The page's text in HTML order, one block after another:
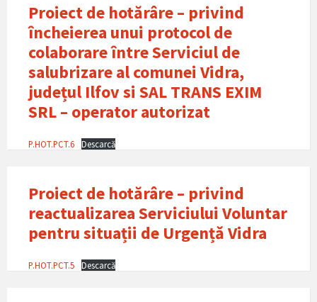
Proiect de hotărâre – privind
încheierea unui protocol de
colaborare între Serviciul de
salubrizare al comunei Vidra,
județul Ilfov si SAL TRANS EXIM
SRL – operator autorizat
P.HOT.PCT.6 Descarcă
Proiect de hotărâre – privind
reactualizarea Serviciului Voluntar
pentru situații de Urgențǎ Vidra
P.HOT.PCT.5 Descarcă